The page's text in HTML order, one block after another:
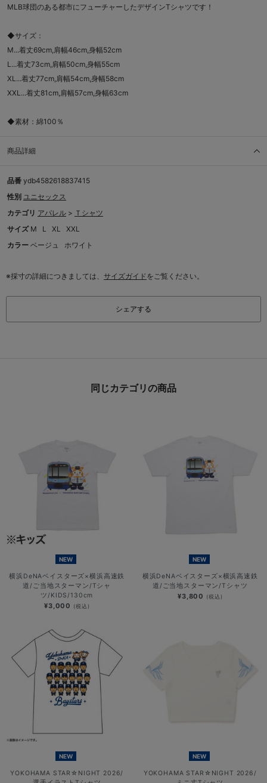
MLB球団のある都市にフューチャーしたデザインTシャツです！
◆サイズ：
M...着丈69cm,肩幅46cm,身幅52cm
L...着丈73cm,肩幅50cm,身幅55cm
XL...着丈77cm,肩幅54cm,身幅58cm
XXL...着丈81cm,肩幅57cm,身幅63cm
◆素材：綿100％
商品詳細
品番 ydb4582618837415
性別 ユニセックス
カテゴリ アパレル > Ｔシャツ
サイズ M L XL
XXL
カラー ベージュ ホワイト
※採寸の詳細につきましては、 サイズガイドをご覧ください。
シェアする
同じカテゴリの商品
NEW
横浜DeNAベイスターズ×横浜高速鉄
道/ご当地スターマン/Tシャ
ツ/KIDS/130cm
¥3,000 (税込)
NEW
横浜DeNAベイスターズ×横浜高速鉄
道/ご当地スターマン/Tシャツ
¥3,800 (税込)
NEW
YOKOHAMA STAR☆NIGHT 2026/
NEW
YOKOHAMA STAR☆NIGHT 2026/